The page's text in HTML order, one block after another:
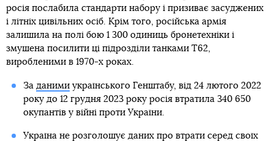
росія послабила стандарти набору і призиває засуджених
і літніх цивільних осіб. Крім того, російська армія
залишила на полі бою 1 300 одиниць бронетехніки і
змушена посилити ці підрозділи танками Т62,
виробленими в 1970-х роках.
За данимиукраїнського Генштабу, від 24 лютого 2022
року до 12 грудня 2023 року росія втратила 340 650
окупантів у війні проти України.
Україна не розголошує даних про втрати серед своїх